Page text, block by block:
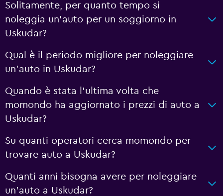
Solitamente, per quanto tempo si
noleggia un'auto per un soggiorno in
Uskudar?
Qual è il periodo migliore per noleggiare
un'auto in Uskudar?
Quando è stata l'ultima volta che
momondo ha aggiornato i prezzi di auto a
Uskudar?
Su quanti operatori cerca momondo per
trovare auto a Uskudar?
Quanti anni bisogna avere per noleggiare
un'auto a Uskudar?